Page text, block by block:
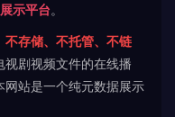
示平台。
不存储、不托管、不链
剧视频文件的在线播
网站是一个纯元数据展示